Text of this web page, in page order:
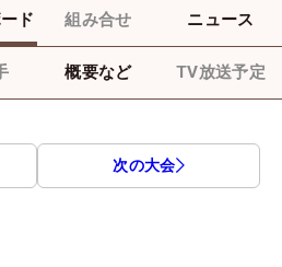
ド 組み合せ ニュース
概要など TV放送予定
次の大会